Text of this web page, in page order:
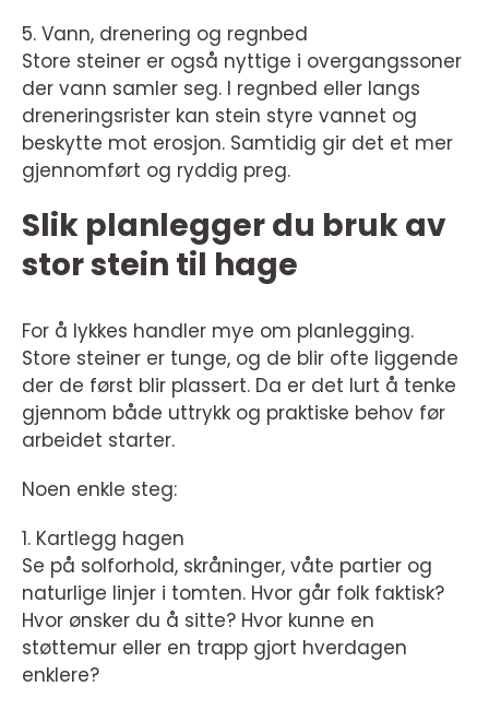
5. Vann, drenering og regnbed
Store steiner er også nyttige i overgangssoner
der vann samler seg. I regnbed eller langs
dreneringsrister kan stein styre vannet og
beskytte mot erosjon. Samtidig gir det et mer
gjennomført og ryddig preg.
Slik planlegger du bruk av
stor stein til hage
For å lykkes handler mye om planlegging.
Store steiner er tunge, og de blir ofte liggende
der de først blir plassert. Da er det lurt å tenke
gjennom både uttrykk og praktiske behov før
arbeidet starter.
Noen enkle steg:
1. Kartlegg hagen
Se på solforhold, skråninger, våte partier og
naturlige linjer i tomten. Hvor går folk faktisk?
Hvor ønsker du å sitte? Hvor kunne en
støttemur eller en trapp gjort hverdagen
enklere?